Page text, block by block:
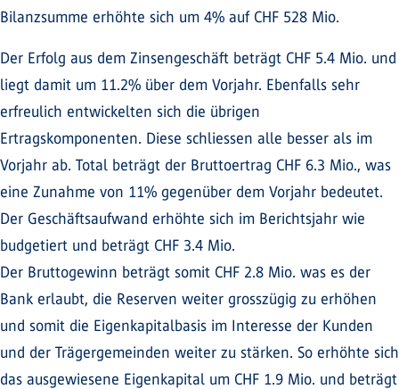
Bilanzsumme erhöhte sich um 4% auf CHF 528 Mio.
Der Erfolg aus dem Zinsengeschäft beträgt CHF 5.4 Mio. und
liegt damit um 11.2% über dem Vorjahr. Ebenfalls sehr
erfreulich entwickelten sich die übrigen
Ertragskomponenten. Diese schliessen alle besser als im
Vorjahr ab. Total beträgt der Bruttoertrag CHF 6.3 Mio., was
eine Zunahme von 11% gegenüber dem Vorjahr bedeutet.
Der Geschäftsaufwand erhöhte sich im Berichtsjahr wie
budgetiert und beträgt CHF 3.4 Mio.
Der Bruttogewinn beträgt somit CHF 2.8 Mio. was es der
Bank erlaubt, die Reserven weiter grosszügig zu erhöhen
und somit die Eigenkapitalbasis im Interesse der Kunden
und der Trägergemeinden weiter zu stärken. So erhöhte sich
das ausgewiesene Eigenkapital um CHF 1.9 Mio. und beträgt